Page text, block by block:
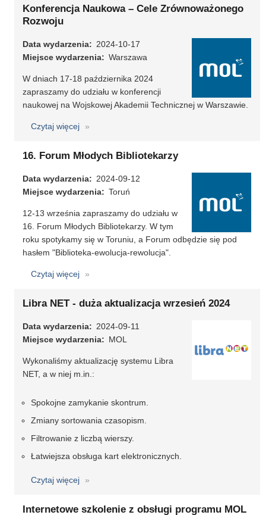
szkolenie
programu
MOL
(6-
7
listopada
Konferencja Naukowa – Cele Zrównoważonego
Rozwoju
Data wydarzenia
2024-10-17
Miejsce wydarzenia
Warszawa
W dniach 17-18 października 2024
zapraszamy do udziału w konferencji
naukowej na Wojskowej Akademii Technicznej w Warszawie.
Czytaj więcej
o
Naukowa
Cele
Zrównoważonego
16. Forum Młodych Bibliotekarzy
Data wydarzenia
2024-09-12
Miejsce wydarzenia
Toruń
12-13 września zapraszamy do udziału w
16. Forum Młodych Bibliotekarzy. W tym
roku spotykamy się w Toruniu, a Forum odbędzie się pod
hasłem "Biblioteka-ewolucja-rewolucja".
Czytaj więcej
o
Forum
Bibliotekarzy
Libra NET - duża aktualizacja wrzesień 2024
Data wydarzenia
2024-09-11
Miejsce wydarzenia
MOL
Wykonaliśmy aktualizację systemu Libra
NET, a w niej m.in.:
Spokojne zamykanie skontrum.
Zmiany sortowania czasopism.
Filtrowanie z liczbą wierszy.
Łatwiejsza obsługa kart elektronicznych.
Czytaj więcej
o
NET
Internetowe szkolenie z obsługi programu MOL